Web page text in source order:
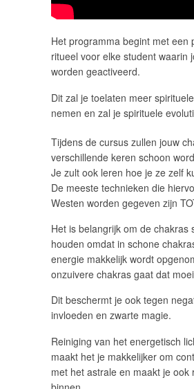
Het programma begint met een
ritueel voor elke student waarin
worden geactiveerd.
Dit zal je toelaten meer
nemen en zal je spirituele
Tijdens de cursus zullen jouw
verschillende keren schoon
Je zult ook leren hoe je ze zelf
De meeste technieken die
Westen worden gegeven zijn
Het is belangrijk om de chakras
houden omdat in schone
energie makkelijk wordt
onzuivere chakras gaat dat
Dit beschermt je ook tegen
invloeden en zwarte magie.
Reiniging van het energetisch
maakt het je makkelijker om
met het astrale en maakt je ook